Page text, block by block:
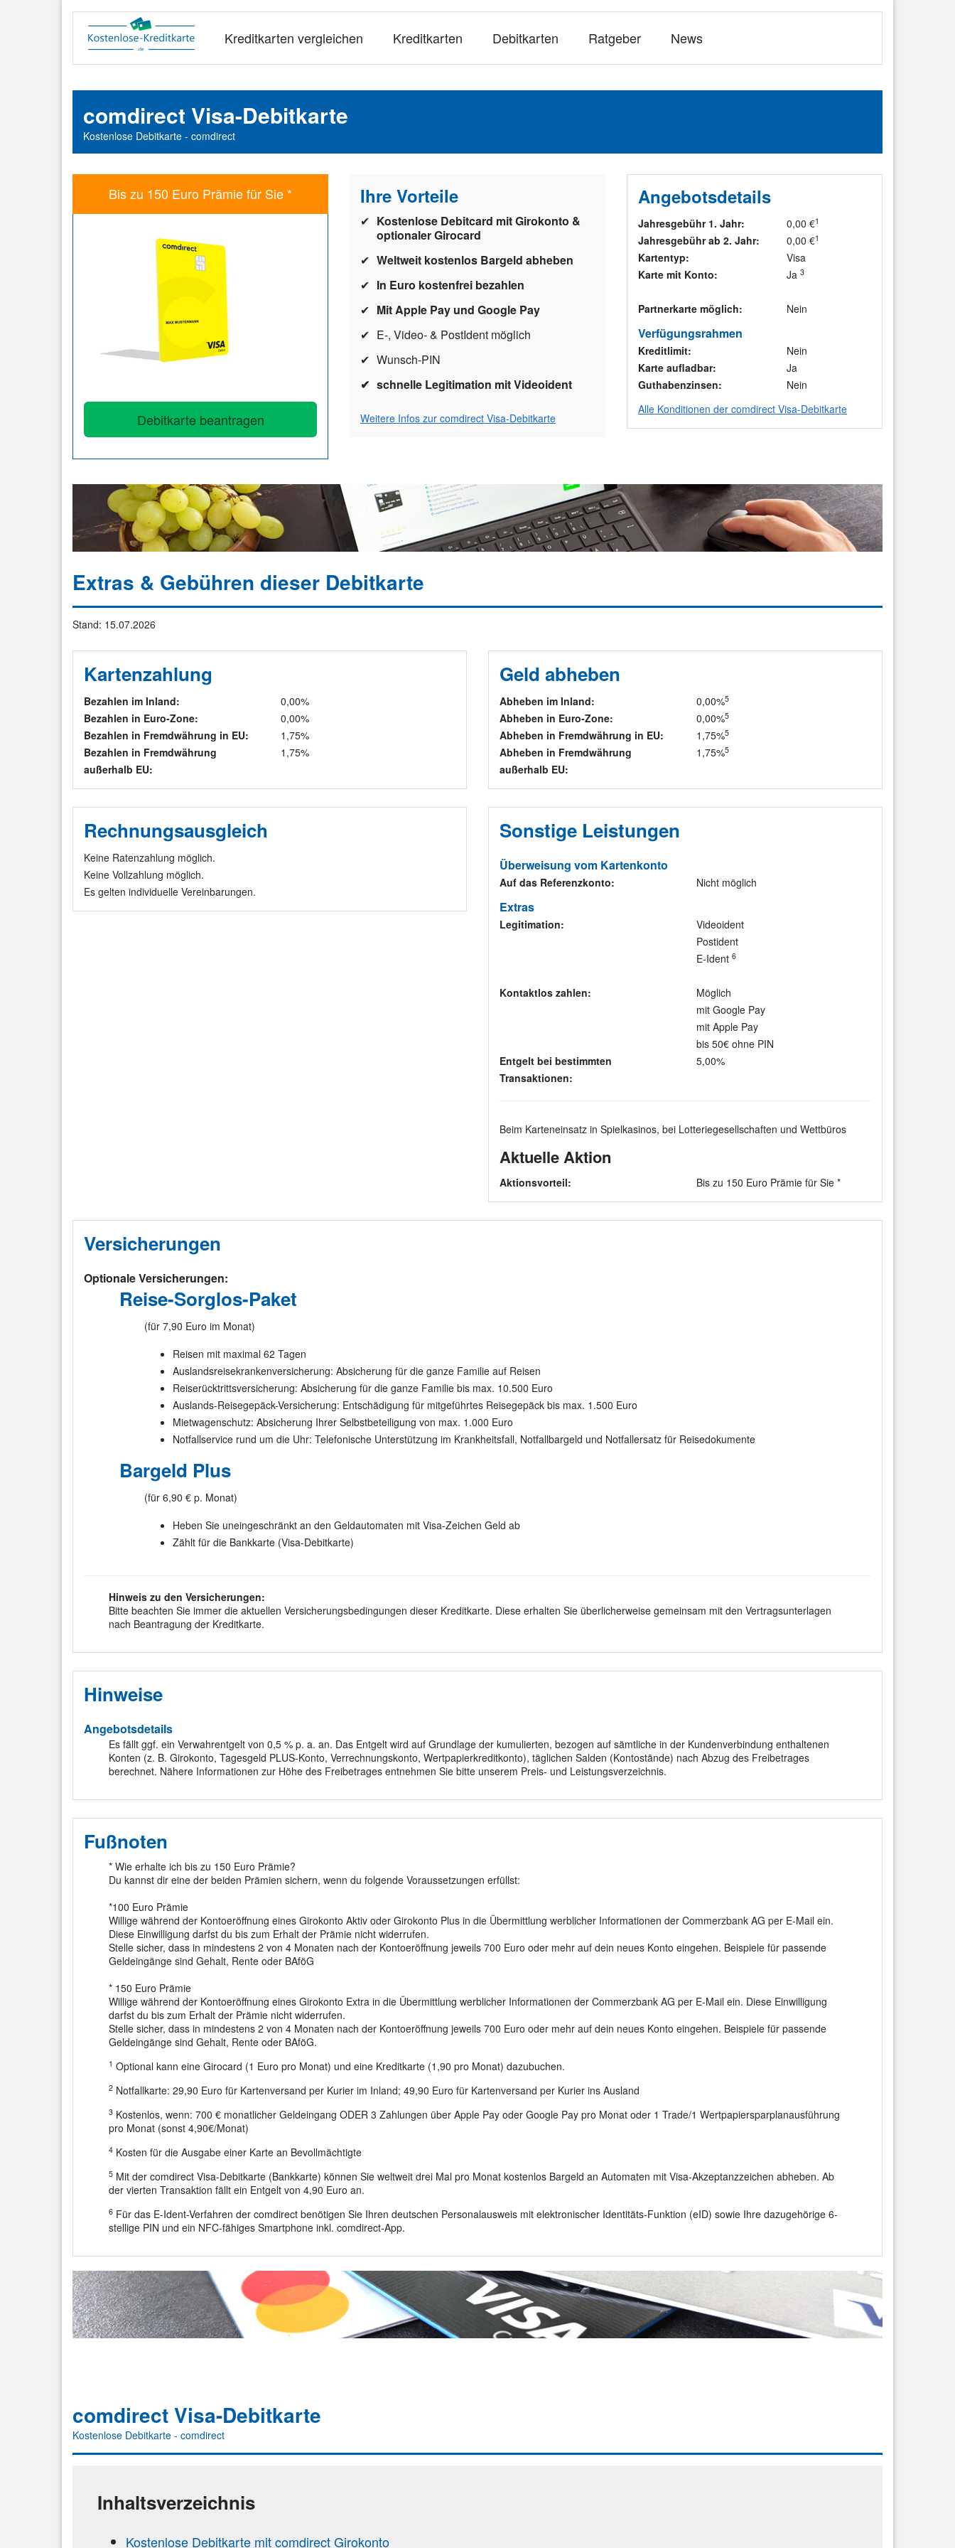
Kreditkarten vergleichen Kreditkarten Debitkarten Ratgeber News
comdirect Visa-Debitkarte
Kostenlose Debitkarte - comdirect
Bis zu 150 Euro Prämie für Sie *
Debitkarte beantragen
Ihre Vorteile
Kostenlose Debitcard mit Girokonto &
optionaler Girocard
Weltweit kostenlos Bargeld abheben
In Euro kostenfrei bezahlen
Mit Apple Pay und Google Pay
E-, Video- & PostIdent möglich
Wunsch-PIN
schnelle Legitimation mit Videoident
Weitere Infos zur comdirect Visa-Debitkarte
Angebotsdetails
Jahresgebühr 1. Jahr: 0,00 €1
Jahresgebühr ab 2. Jahr: 0,00 €1
Kartentyp:
Visa
Karte mit Konto:
Ja 3
Partnerkarte möglich: Nein
Verfügungsrahmen
Kreditlimit:
Nein
Karte aufladbar:
Ja
Guthabenzinsen:
Nein
Alle Konditionen der comdirect Visa-Debitkarte
Extras & Gebühren dieser Debitkarte
Stand: 15.07.2026
Kartenzahlung
Bezahlen im Inland:
0,00%
Bezahlen in Euro-Zone:
0,00%
Bezahlen in Fremdwährung in EU:
1,75%
Bezahlen in Fremdwährung
außerhalb EU:
1,75%
Geld abheben
Abheben im Inland: 0,00%5
Abheben in Euro-Zone: 0,00%5
Abheben in Fremdwährung in EU: 1,75%5
Abheben in Fremdwährung
außerhalb EU:
1,75%5
Rechnungsausgleich
Keine Ratenzahlung möglich.
Keine Vollzahlung möglich.
Es gelten individuelle Vereinbarungen.
Sonstige Leistungen
Überweisung vom Kartenkonto
Auf das Referenzkonto: Nicht möglich
Extras
Legitimation:
Videoident
Postident
E-Ident 6
Kontaktlos zahlen:
Möglich
mit Google Pay
mit Apple Pay
bis 50€ ohne PIN
Entgelt bei bestimmten
Transaktionen:
5,00%
Beim Karteneinsatz in Spielkasinos, bei Lotteriegesellschaften und Wettbüros
Aktuelle Aktion
Aktionsvorteil: Bis zu 150 Euro Prämie für Sie *
Versicherungen
Optionale Versicherungen:
Reise-Sorglos-Paket
(für 7,90 Euro im Monat)
Reisen mit maximal 62 Tagen
Auslandsreisekrankenversicherung: Absicherung für die ganze Familie auf Reisen
Reiserücktrittsversicherung: Absicherung für die ganze Familie bis max. 10.500 Euro
Auslands-Reisegepäck-Versicherung: Entschädigung für mitgeführtes Reisegepäck bis max. 1.500 Euro
Mietwagenschutz: Absicherung Ihrer Selbstbeteiligung von max. 1.000 Euro
Notfallservice rund um die Uhr: Telefonische Unterstützung im Krankheitsfall, Notfallbargeld und Notfallersatz für Reisedokumente
Bargeld Plus
(für 6,90 € p. Monat)
Heben Sie uneingeschränkt an den Geldautomaten mit Visa-Zeichen Geld ab
Zählt für die Bankkarte (Visa-Debitkarte)
Hinweis zu den Versicherungen:
Bitte beachten Sie immer die aktuellen Versicherungsbedingungen dieser Kreditkarte. Diese erhalten Sie überlicherweise gemeinsam mit den Vertragsunterlagen
nach Beantragung der Kreditkarte.
Hinweise
Angebotsdetails
Es fällt ggf. ein Verwahrentgelt von 0,5 % p. a. an. Das Entgelt wird auf Grundlage der kumulierten, bezogen auf sämtliche in der Kundenverbindung enthaltenen
Konten (z. B. Girokonto, Tagesgeld PLUS-Konto, Verrechnungskonto, Wert­papier­kredit­konto), täglichen Salden (Konto­stände) nach Abzug des Frei­betrages
berechnet. Nähere Informationen zur Höhe des Freibetrages entnehmen Sie bitte unserem Preis- und Leistungs­verzeich­nis.
Fußnoten
* Wie erhalte ich bis zu 150 Euro Prämie?
Du kannst dir eine der beiden Prämien sichern, wenn du folgende Voraussetzungen erfüllst:
*100 Euro Prämie
Willige während der Kontoeröffnung eines Girokonto Aktiv oder Girokonto Plus in die Übermittlung werblicher Informationen der Commerzbank AG per E-Mail ein.
Diese Einwilligung darfst du bis zum Erhalt der Prämie nicht widerrufen.
Stelle sicher, dass in mindestens 2 von 4 Monaten nach der Kontoeröffnung jeweils 700 Euro oder mehr auf dein neues Konto eingehen. Beispiele für passende
Geldeingänge sind Gehalt, Rente oder BAföG
* 150 Euro Prämie
Willige während der Kontoeröffnung eines Girokonto Extra in die Übermittlung werblicher Informationen der Commerzbank AG per E-Mail ein. Diese Einwilligung
darfst du bis zum Erhalt der Prämie nicht widerrufen.
Stelle sicher, dass in mindestens 2 von 4 Monaten nach der Kontoeröffnung jeweils 700 Euro oder mehr auf dein neues Konto eingehen. Beispiele für passende
Geldeingänge sind Gehalt, Rente oder BAföG.
1 Optional kann eine Girocard (1 Euro pro Monat) und eine Kreditkarte (1,90 pro Monat) dazubuchen.
2 Notfallkarte: 29,90 Euro für Kartenversand per Kurier im Inland; 49,90 Euro für Kartenversand per Kurier ins Ausland
3 Kostenlos, wenn: 700 € monatlicher Geldeingang ODER 3 Zahlungen über Apple Pay oder Google Pay pro Monat oder 1 Trade/1 Wertpapiersparplanausführung
pro Monat (sonst 4,90€/Monat)
4 Kosten für die Ausgabe einer Karte an Bevollmächtigte
5 Mit der comdirect Visa-Debitkarte (Bankkarte) können Sie weltweit drei Mal pro Monat kostenlos Bargeld an Automaten mit Visa-Akzeptanzzeichen abheben. Ab
der vierten Transaktion fällt ein Entgelt von 4,90 Euro an.
6 Für das E-Ident-Verfahren der comdirect benötigen Sie Ihren deutschen Personalausweis mit elektronischer Identitäts-Funktion (eID) sowie Ihre dazugehörige 6-
stellige PIN und ein NFC-fähiges Smartphone inkl. comdirect-App.
comdirect Visa-Debitkarte
Kostenlose Debitkarte - comdirect
Inhaltsverzeichnis
Kostenlose Debitkarte mit comdirect Girokonto